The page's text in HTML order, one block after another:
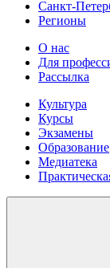
Санкт-
Регионы
О нас
Для
Рассылка
Культура
Курсы
Экзамены
Образование
Медиатека